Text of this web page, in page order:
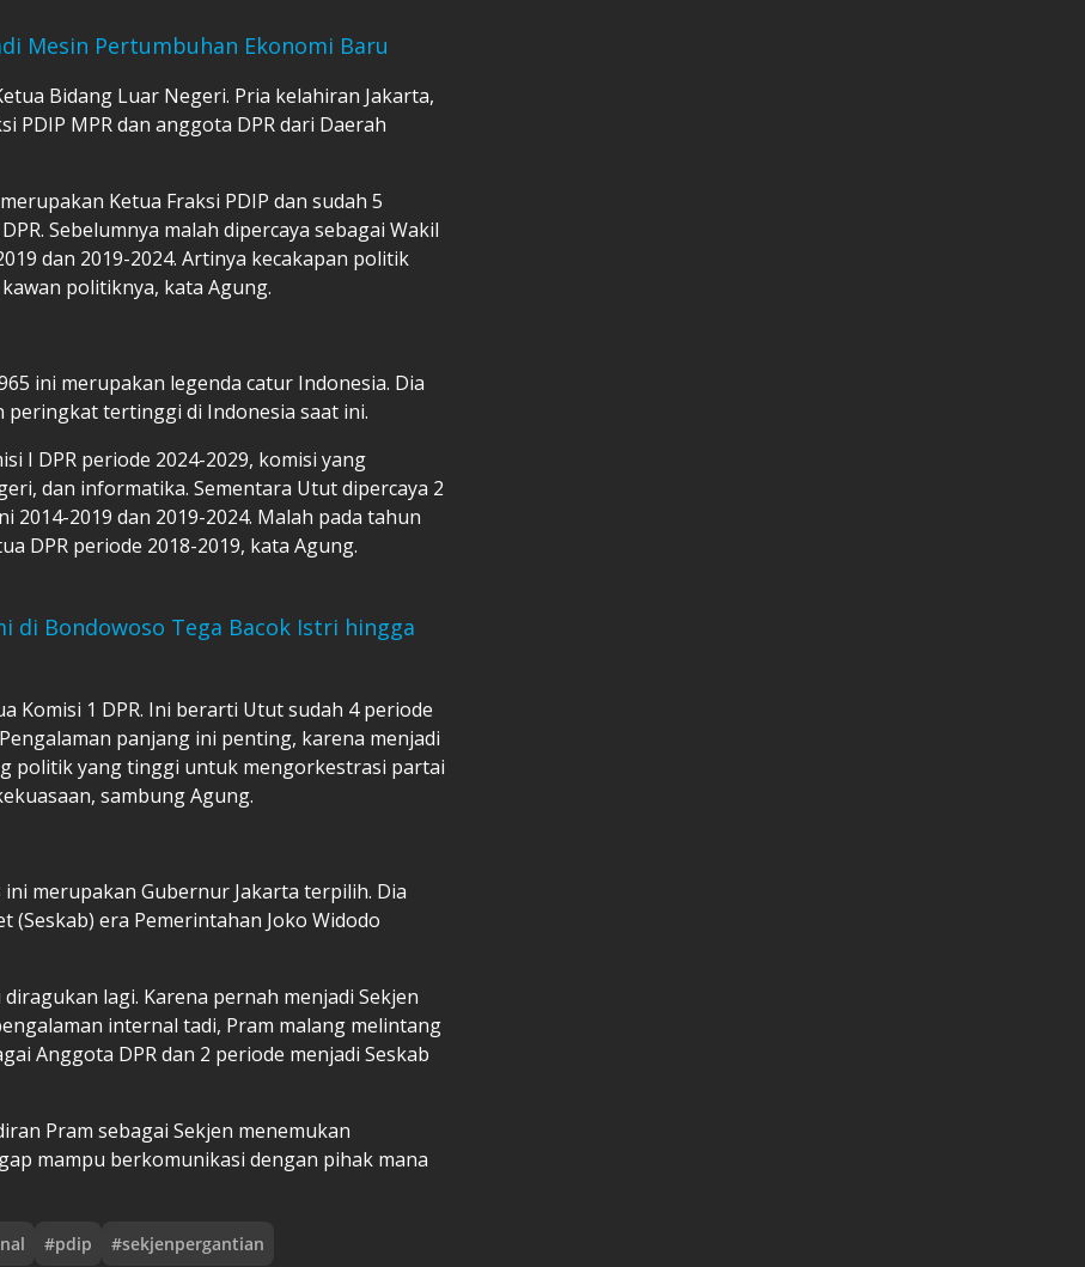
Mesin Pertumbuhan Ekonomi Baru
Bidang Luar Negeri. Pria kelahiran Jakarta,
PDIP MPR dan anggota DPR dari Daerah
Ketua Fraksi PDIP dan sudah 5
Sebelumnya malah dipercaya sebagai Wakil
dan 2019-2024. Artinya kecakapan politik
politiknya, kata Agung.
ini merupakan legenda catur Indonesia. Dia
peringkat tertinggi di Indonesia saat ini.
I DPR periode 2024-2029, komisi yang
dan informatika. Sementara Utut dipercaya 2
2014-2019 dan 2019-2024. Malah pada tahun
DPR periode 2018-2019, kata Agung.
di Bondowoso Tega Bacok Istri hingga
Komisi 1 DPR. Ini berarti Utut sudah 4 periode
panjang ini penting, karena menjadi
politik yang tinggi untuk mengorkestrasi partai
sambung Agung.
ini merupakan Gubernur Jakarta terpilih. Dia
(Seskab) era Pemerintahan Joko Widodo
lagi. Karena pernah menjadi Sekjen
internal tadi, Pram malang melintang
Anggota DPR dan 2 periode menjadi Seskab
Pram sebagai Sekjen menemukan
mampu berkomunikasi dengan pihak mana
#pdip #sekjenpergantian